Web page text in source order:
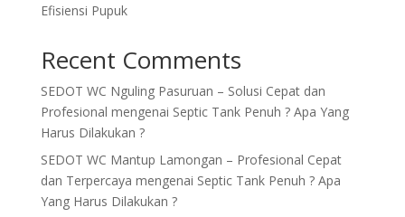
Efisiensi Pupuk
Recent Comments
SEDOT WC Nguling Pasuruan – Solusi Cepat dan
Profesional mengenai Septic Tank Penuh ? Apa Yang
Harus Dilakukan ?
SEDOT WC Mantup Lamongan – Profesional Cepat
dan Terpercaya mengenai Septic Tank Penuh ? Apa
Yang Harus Dilakukan ?